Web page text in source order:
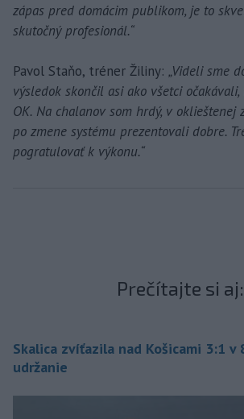
zápas pred domácim publikom, je to
skutočný profesionál.“
Pavol Staňo, tréner Žiliny: „Videli sme
výsledok skončil asi ako všetci
OK. Na chalanov som hrdý, v oklieštenej
po zmene systému prezentovali dobre.
pogratulovať k výkonu.“
Prečítajte si aj:
Skalica zvíťazila nad Košicami 3:1 v
udržanie